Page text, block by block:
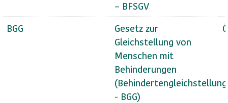
– BFSGV
BGG
Gesetz zur
Gleichstellung von
Menschen mit
Behinderungen
- BGG)